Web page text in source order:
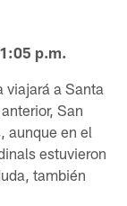
p.m.
viajará a Santa
San
aunque en el
estuvieron
también